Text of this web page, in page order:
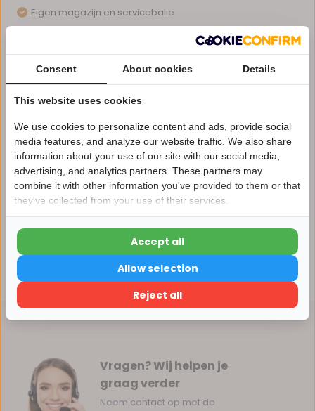
Eigen magazijn en servicebalie
Afhalen in ons magazijn direct mogelijk
Vergelijk
Productomschrijving
Specificaties
Reviews
Delen
Vragen? Wij helpen je
graag verder
Neem contact op met de
Nu 15% korting
15korting
15% korting
Verder winkelen
Consent About cookies Details
This website uses cookies
We use cookies to personalize content and ads, provide social
media features, and analyze our website traffic. We also share
information about your use of our site with our social media,
advertising, and analytics partners. These partners may
combine it with other information you've provided to them or that
they've collected from your use of their services.
Reject all
Allow selection
Accept all